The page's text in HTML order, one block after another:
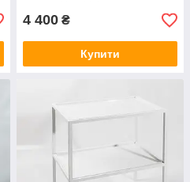
4 400 ₴
Купити